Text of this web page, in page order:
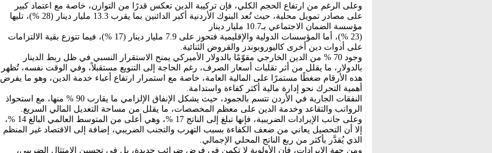
وعلى الرغم من ارتفاع الحجم الكلي، فإن تركيبة الدين تعكس قدرًا من التوازن، خاصة مع اعتماد كبير
على مصادر تمويل محلية، حيث تُعد البنوك الأردنية أكبر الدائنين بما يقرب 13.3 مليار دينار (28 %)، تليها
مؤسسة الضمان الاجتماعي بـ10.7 مليار دينار
(23 %)، أما المؤسسات الدولية والإقليمية فتحوز على 7.9 مليار دينار (17 %)، فيما تتوزع بقية الالتزامات
على أدوات دين أخرى كاليوروبوندز والقروض الثنائية.
وجود 70 % من الدين الخارجي مقوّمًا بالدولار الأميركي يمنح الاستقرار النسبي في ظل ربط الدينار
بالدولار، ما يقلل من أثر تقلبات أسعار الصرف، رغم الحاجة إلى التنويع مستقبلاً، وفي الوقت نفسه، تُظهر
هذه الأرقام ضغطًا مستمرًا على المالية العامة، خاصة مع استمرار ارتفاع أعباء خدمة الدين، وهو ما يفرض
أهمية التحرك نحو إدارة مالية أكثر كفاءة واستدامة.
النفقات الجارية في الأردن تتسم بالجمود، حيث يشكل الإنفاق الإلزامي ما يقارب 90 % منها، مع استحواذ
الرواتب والتقاعد وخدمة الدين على معظم المخصصات، ما يقلل من مساحة التعديل المالي السريع.
وعلى جانب الإيرادات الضريبية، فإنها تبلغ إلى الناتج 17 %، وهي أعلى من المتوسط العالمي البالغ 14 %،
إلا أن التحصيل يعاني من ضعف الكفاءة بسبب التهرب والتجنب الضريبي، إضافة إلى الاقتصاد غير المنظم
الذي يُقدَّر بأكثر من ربع الناتج المحلي الإجمالي.
ومن جهة الإيرادات، فإن الأولوية لا تكمن في فرض ضرائب جديدة، بل في تحسين الامتثال الضريبي،